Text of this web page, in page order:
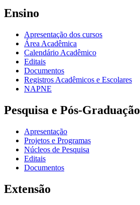
Ensino
Apresentação dos cursos
Área Acadêmica
Calendário Acadêmico
Editais
Documentos
Registros Acadêmicos e Escolares
NAPNE
Pesquisa e Pós-Graduação
Apresentação
Projetos e Programas
Núcleos de Pesquisa
Editais
Documentos
Extensão